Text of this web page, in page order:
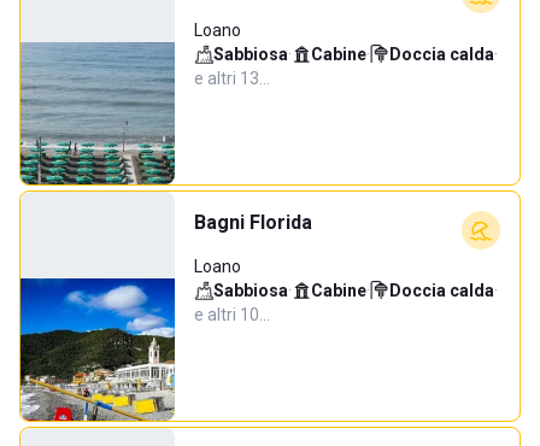
Loano
Sabbiosa· Cabine· Doccia calda·
e altri 13…
Bagni Florida
Loano
Sabbiosa· Cabine· Doccia calda·
e altri 10…